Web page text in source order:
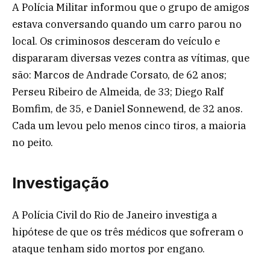
A Polícia Militar informou que o grupo de amigos
estava conversando quando um carro parou no
local. Os criminosos desceram do veículo e
dispararam diversas vezes contra as vítimas, que
são: Marcos de Andrade Corsato, de 62 anos;
Perseu Ribeiro de Almeida, de 33; Diego Ralf
Bomfim, de 35, e Daniel Sonnewend, de 32 anos.
Cada um levou pelo menos cinco tiros, a maioria
no peito.
Investigação
A Polícia Civil do Rio de Janeiro investiga a
hipótese de que os três médicos que sofreram o
ataque tenham sido mortos por engano.